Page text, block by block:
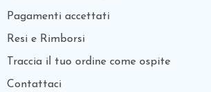
Pagamenti accettati
Resi e Rimborsi
Traccia il tuo ordine come ospite
Contattaci